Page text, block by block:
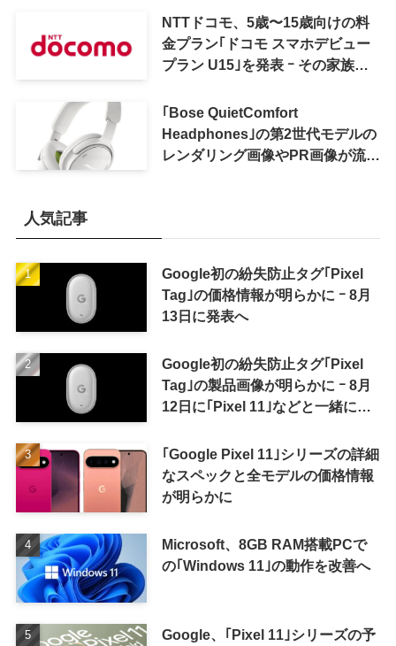
NTTドコモ、5歳〜15歳向けの料
金プラン｢ドコモ スマホデビュー
プラン U15｣を発表 ｰ その家族が
｢Bose QuietComfort
Headphones｣の第2世代モデルの
レンダリング画像やPR画像が流出
人気記事
Google初の紛失防止タグ｢Pixel
Tag｣の価格情報が明らかに ｰ 8月
13日に発表へ
Google初の紛失防止タグ｢Pixel
Tag｣の製品画像が明らかに ｰ 8月
12日に｢Pixel 11｣などと一緒に発
｢Google Pixel 11｣シリーズの詳細
なスペックと全モデルの価格情報
が明らかに
Microsoft、8GB RAM搭載PCで
の｢Windows 11｣の動作を改善へ
Google、｢Pixel 11｣シリーズの予